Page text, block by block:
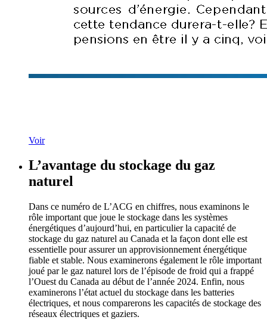
Voir
L’avantage du stockage du gaz
naturel
Dans ce numéro de L’ACG en chiffres, nous examinons le
rôle important que joue le stockage dans les systèmes
énergétiques d’aujourd’hui, en particulier la capacité de
stockage du gaz naturel au Canada et la façon dont elle est
essentielle pour assurer un approvisionnement énergétique
fiable et stable. Nous examinerons également le rôle important
joué par le gaz naturel lors de l’épisode de froid qui a frappé
l’Ouest du Canada au début de l’année 2024. Enfin, nous
examinerons l’état actuel du stockage dans les batteries
électriques, et nous comparerons les capacités de stockage des
réseaux électriques et gaziers.